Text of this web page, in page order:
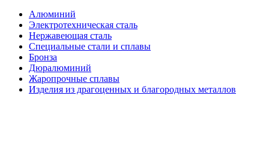
Алюминий
Электротехническая сталь
Нержавеющая сталь
Специальные стали и сплавы
Бронза
Дюралюминий
Жаропрочные сплавы
Изделия из драгоценных и благородных металлов